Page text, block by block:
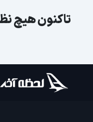
تاکنون هیچ